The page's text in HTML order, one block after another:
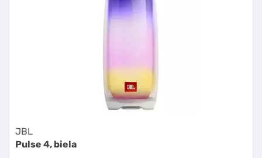
JBL
Pulse 4, biela